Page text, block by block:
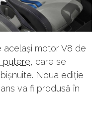
același motor V8 de
putere, care se
Noua ediție
va fi produsă în